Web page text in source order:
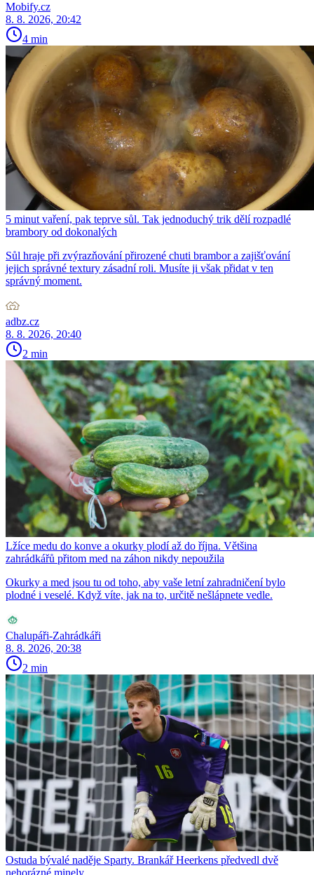
Mobify.cz
8. 8. 2026, 20:42
4 min
5 minut vaření, pak teprve sůl. Tak jednoduchý trik dělí rozpadlé
brambory od dokonalých
Sůl hraje při zvýrazňování přirozené chuti brambor a zajišťování
jejich správné textury zásadní roli. Musíte ji však přidat v ten
správný moment.
adbz.cz
8. 8. 2026, 20:40
2 min
Lžíce medu do konve a okurky plodí až do října. Většina
zahrádkářů přitom med na záhon nikdy nepoužila
Okurky a med jsou tu od toho, aby vaše letní zahradničení bylo
plodné i veselé. Když víte, jak na to, určitě nešlápnete vedle.
Chalupáři-Zahrádkáři
8. 8. 2026, 20:38
2 min
Ostuda bývalé naděje Sparty. Brankář Heerkens předvedl dvě